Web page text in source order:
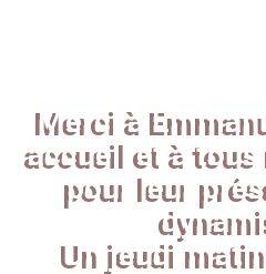
Merci à
accueil et à
pour leur
Un jeudi